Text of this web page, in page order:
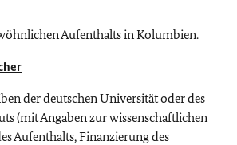
Aufenthalts in Kolumbien.
der deutschen Universität oder des
(mit Angaben zur wissenschaftlichen
Aufenthalts, Finanzierung des